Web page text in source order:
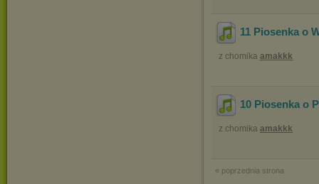
11 Piosenka o
z chomika amakkk
10 Piosenka o
z chomika amakkk
« poprzednia strona